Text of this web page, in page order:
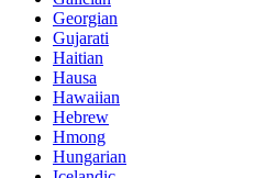
Georgian
Gujarati
Haitian
Hausa
Hawaiian
Hebrew
Hmong
Hungarian